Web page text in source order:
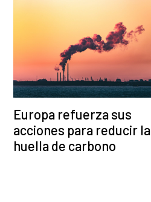
Europa refuerza sus
acciones para reducir la
huella de carbono